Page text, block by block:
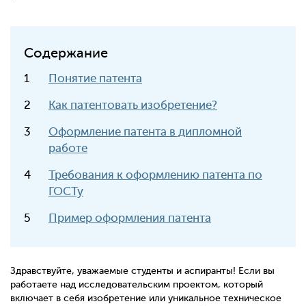
Содержание
Понятие патента
Как патентовать изобретение?
Оформление патента в дипломной
работе
Требования к оформлению патента по
ГОСТу
Пример оформления патента
Здравствуйте, уважаемые студенты и аспиранты! Если вы
работаете над исследовательским проектом, который
включает в себя изобретение или уникальное техническое